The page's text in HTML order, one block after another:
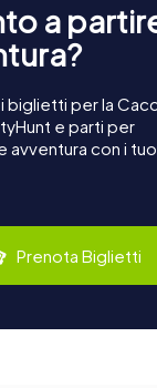
a
biglietti per la
e parti per
avventura con i
Prenota Biglietti